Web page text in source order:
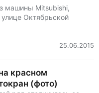
машины Mitsubishi,
Октябрьской
25.06.2015
красном
(фото)